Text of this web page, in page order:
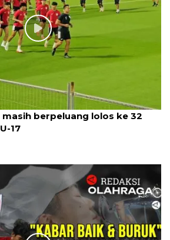
berpeluang lolos ke 32
17